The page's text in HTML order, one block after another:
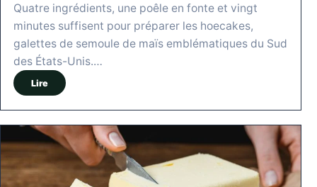
Quatre ingrédients, une poêle en fonte et vingt
minutes suffisent pour préparer les hoecakes,
galettes de semoule de maïs emblématiques du Sud
des États-Unis.…
Lire